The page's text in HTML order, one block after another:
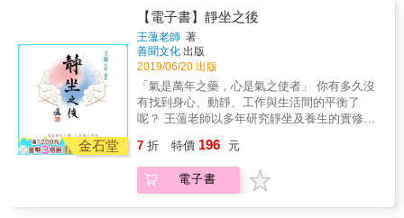
有入息亦無出息。」 本書特色 ★亞馬遜
Amazon、博客來、誠品書店暢銷第一名《靜
坐》系列，最新續作！ ★最宏觀的靜坐修行視
角，函括儒、釋、道三教精要！ ★想要讓自己
的靜坐修行更深入堂奧者必讀之書！ ★從健康
到圓滿的人生，讓身、心、靈全面昇華的竅
訣！
的人而言，很難從祖師的隻字片語獲得體悟，
如果沒有辦法靜心，那便要從安心和歡喜心做
起。我認為最好的方法就是做各式各樣的布
施，但是一般人沒有方法下手，布施等同道家
很著重的積德，從善感應天神的眷顧，進一步
便可獲得明師指點或者福至心靈，意解心
開。」 「據師尊所言，此處也可以稱做『神闕
穴』，它是主宰身體渾身上下很重要的樞紐，
一切的大小經絡，四肢百脈，內部的臟腑各
處，還有眼、鼻、口、舌多處，細至所有身上
孔竅出處都和肚臍有關，因此不容小覷。道家
更是把中臍視為煉丹結穴、長生得道重要之
位已稍有年紀的黃女士說：「妳早年剖腹生產
再加上月子沒有作好，腸胃時有沾黏，因此肚
子經常鼓得老大，滋生了其他雜症令妳十分困
擾，現在又有更年期的後遺症，晚上根本無法
睡覺⋯⋯對不對？」這位黃女士經營長這麼一
直言之後，臉色乍紅乍白的被他說得瞠目伸
舌，還以為碰到了活神仙&hellip;&hellip; 我在
軍中原本就是跆拳道教練，也有黑帶三段的資
格，但因為一段時間沒有好好地照顧身體，以
一位老中醫和我有緣，於是一邊治病，一邊便
和老中醫結上了甚深的師徒之緣，他原來傳授
我靜坐，沒想到我運氣好，瞎貓碰到死耗子，
且不用花費半毛錢。」 一般來說，呼吸初初練
習的時候，所要注意的是進來鼻孔的氣要比出
氣的氣來得長為要，這也是在道家很基本要注
意的要處，進一步來說，我多年以來平日裡所
使用的呼吸法其實非常簡單，任何人都可以做
得到，怎麼做呢？以十個數字為一組做為單
位，剛開始使用這個方法，有些人會覺得不習
好的方法便是在靜態時使用，例如打坐的時
候，或者搭乘車子的時候，這個時間多半是屬
於靜態的，比較有法可以掌握住。 ◎半生戎馬
心性，每一個當下都在靜坐的狀態。 「關於靜
坐如何入手，依現代人的現實環境來說，絕對
無法在自宅中或其他空間像古人一般另闢靜
室，因此如何讓現代人在日常動靜之中皆可以
獲得靜坐之妙處，完全存乎於調息和呼吸之
間。」 「我來台灣以後，根據當地人的生活習
慣稍稍做了一些調整，現代人，你要叫他一天
當中抽出一兩個鐘頭專心靜坐，這是很困難的
事情&hellip;&hellip;靜坐，我個人的看法重點並
腰桿可以挺多久，這些都是身體方面的功夫，
只要有耐力、有時間和意願都可以達到，但
是，現在愈來愈少人去注意到打坐的功夫重要
金石堂
【電子書】靜坐之後
王薀老師 著
善聞文化 出版
2019/06/20 出版
「氣是萬年之藥，心是氣之使者」 你有多久沒
有找到身心、動靜、工作與生活間的平衡了
呢？ 王薀老師以多年研究靜坐及養生的實修經
出最能平衡現代人身心靈的竅訣！用最簡單的
動作，配合調整呼吸的方法，轉化現代人身處
各種生活挑戰所帶來的負能量，擺脫憂鬱、煩
7 折 特價 196 元
電子書